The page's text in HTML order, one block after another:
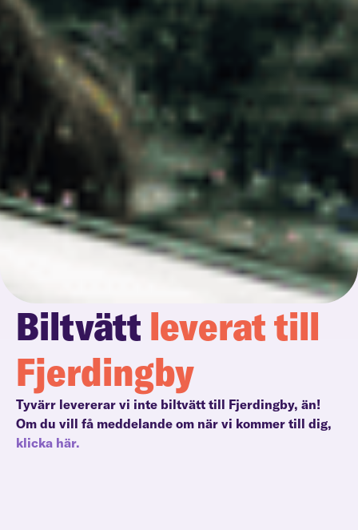
Biltvätt leverat till
Fjerdingby
Tyvärr levererar vi inte biltvätt till Fjerdingby, än!
Om du vill få meddelande om när vi kommer till dig,
klicka här.